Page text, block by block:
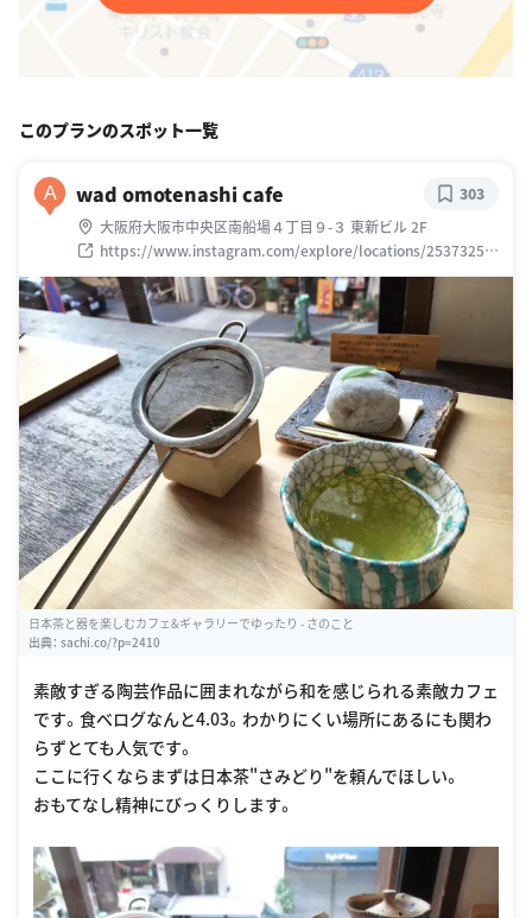
このプランのスポット一覧
A wad omotenashi cafe
大阪府大阪市中央区南船場４丁目９-３ 東新ビル 2F
https://www.instagram.com/explore/locations/25373258
9
303
日本茶と器を楽しむカフェ&ギャラリーでゆったり - さのこと
出典： sachi.co/?p=2410
素敵すぎる陶芸作品に囲まれながら和を感じられる素敵カフェ
です。食べログなんと4.03。わかりにくい場所にあるにも関わ
らずとても人気です。
ここに行くならまずは日本茶"さみどり"を頼んでほしい。
おもてなし精神にびっくりします。